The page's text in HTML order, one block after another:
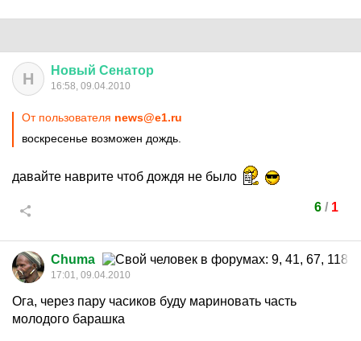
Н Новый Сенатор
16:58, 09.04.2010
От пользователя news@e1.ru
воскресенье возможен дождь.
давайте наврите чтоб дождя не было
6/ 1
Chuma
17:01, 09.04.2010
Ога, через пару часиков буду мариновать часть
молодого барашка